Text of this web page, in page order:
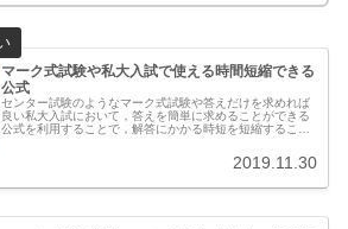
マーク式試験や私大入試で使える時間短縮できる
公式
センター試験のようなマーク式試験や答えだけを求めれば
良い私大入試において，答えを簡単に求めることができる
公式を利用することで，解答にかかる時短を短縮すること
2019.11.30